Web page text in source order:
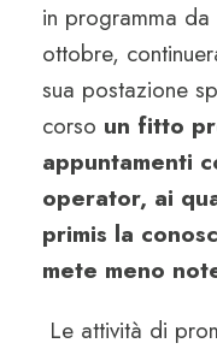
in programma
ottobre,
sua postazione
corso un fitto
appuntamenti
operator, ai
primis la
mete meno
Le attività di